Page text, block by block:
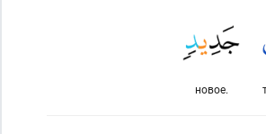
новое.